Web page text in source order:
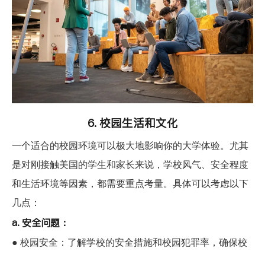
6.校园生活和文化
一个适合的校园环境可以极大地影响你的大学体验。尤其
是对刚接触美国的学生和家长来说，学校风气、安全程度
和生活环境等因素，都需要重点考量。具体可以考虑以下
几点 ：
a. 安全问题：
● 校园安全：了解学校的安全措施和校园犯罪率，确保校